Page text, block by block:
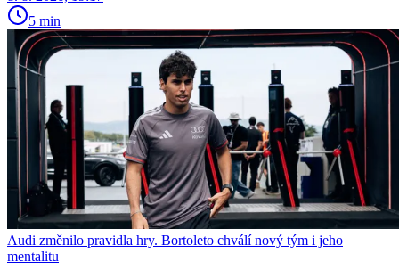
5 min
Audi změnilo pravidla hry. Bortoleto chválí nový tým i jeho
mentalitu